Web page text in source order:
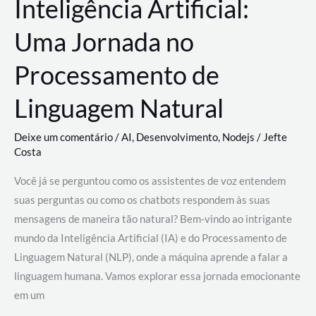
Inteligência Artificial:
Uma Jornada no
Processamento de
Linguagem Natural
Deixe um comentário/AI, Desenvolvimento, Nodejs / Jefte
Costa
Você já se perguntou como os assistentes de voz entendem
suas perguntas ou como os chatbots respondem às suas
mensagens de maneira tão natural? Bem-vindo ao intrigante
mundo da Inteligência Artificial (IA) e do Processamento de
Linguagem Natural (NLP), onde a máquina aprende a falar a
linguagem humana. Vamos explorar essa jornada emocionante
em um